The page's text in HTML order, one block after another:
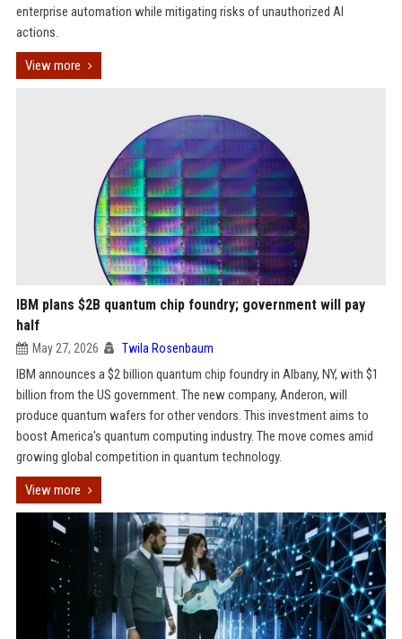
enterprise automation while mitigating risks of unauthorized AI
actions.
View more
IBM plans $2B quantum chip foundry; government will pay
half
May 27, 2026 Twila Rosenbaum
IBM announces a $2 billion quantum chip foundry in Albany, NY, with $1
billion from the US government. The new company, Anderon, will
produce quantum wafers for other vendors. This investment aims to
boost America's quantum computing industry. The move comes amid
growing global competition in quantum technology.
View more